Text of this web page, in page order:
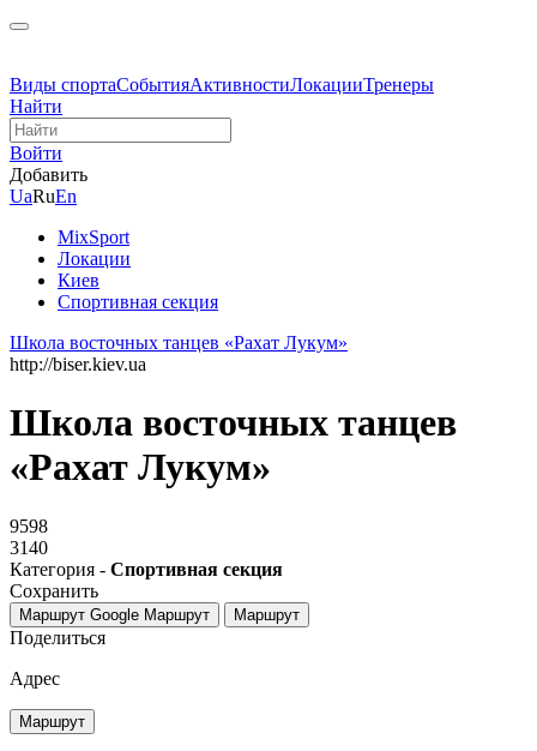
Виды спортаСобытияАктивностиЛокацииТренеры
Найти
Войти
Добавить
UaRuEn
MixSport
Локации
Киев
Спортивная секция
Школа восточных танцев «Рахат Лукум»
http://biser.kiev.ua
Школа восточных танцев
«Рахат Лукум»
9598
3140
Категория - Спортивная секция
Сохранить
Маршрут Google Маршрут Маршрут
Поделиться
Адрес
Маршрут